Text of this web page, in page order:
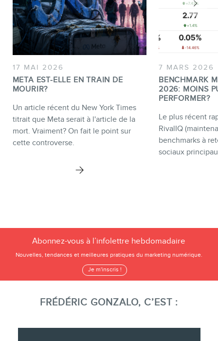
17 MAI 2026
META EST-ELLE EN TRAIN DE
MOURIR?
Un article récent du New York Times
titrait que Meta serait à l'article de la
mort. Vraiment? On fait le point sur
cette controverse.
7 MARS 2026
BENCHMARK
2026: MOINS
PERFORMER?
Le plus récent
RivalIQ
benchmarks à
sociaux
Abonnez-vous à l’infolettre hebdomadaire
Nouvelles, tendances et meilleures pratiques du marketing numérique.
Je m'inscris !
FRÉDÉRIC GONZALO, C’EST :